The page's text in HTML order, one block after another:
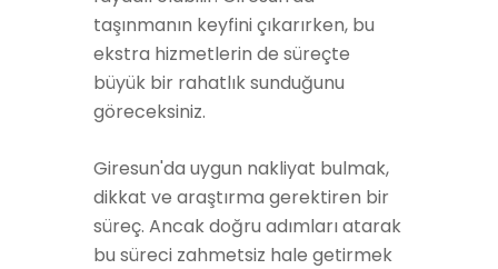
taşınmanın keyfini çıkarırken, bu
ekstra hizmetlerin de süreçte
büyük bir rahatlık sunduğunu
göreceksiniz.
Giresun'da uygun nakliyat bulmak,
dikkat ve araştırma gerektiren bir
süreç. Ancak doğru adımları atarak
bu süreci zahmetsiz hale getirmek